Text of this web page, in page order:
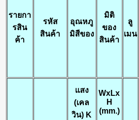
รายกา
รสิน
ค้า
รหัส
สินค้า
อุณหภู
มิสีของ
มิติ
ของ
สินค้า
ลู
เมน
แสง
(เคล
วิน) K
WxLx
H
(mm.)